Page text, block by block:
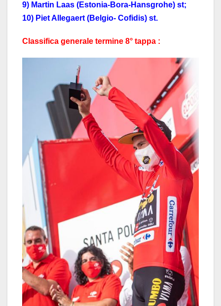
9) Martin Laas (Estonia-Bora-Hansgrohe) st;
10) Piet Allegaert (Belgio- Cofidis) st.
Classifica generale termine 8° tappa :